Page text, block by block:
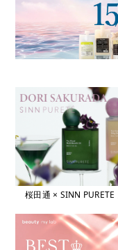
桜田通 × SINN